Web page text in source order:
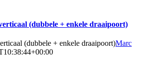
(dubbele + enkele draaipoort)
(dubbele + enkele draaipoort)Marc